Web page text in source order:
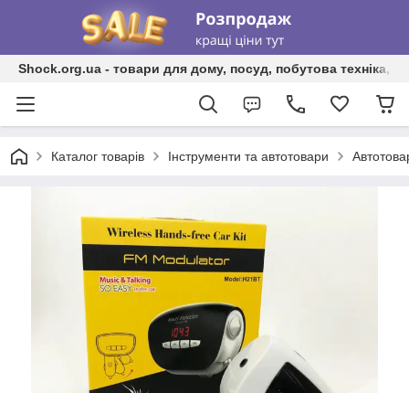
Shock.org.ua - товари для дому, посуд, побутова техніка,
Каталог товарів Інструменти та автотовари